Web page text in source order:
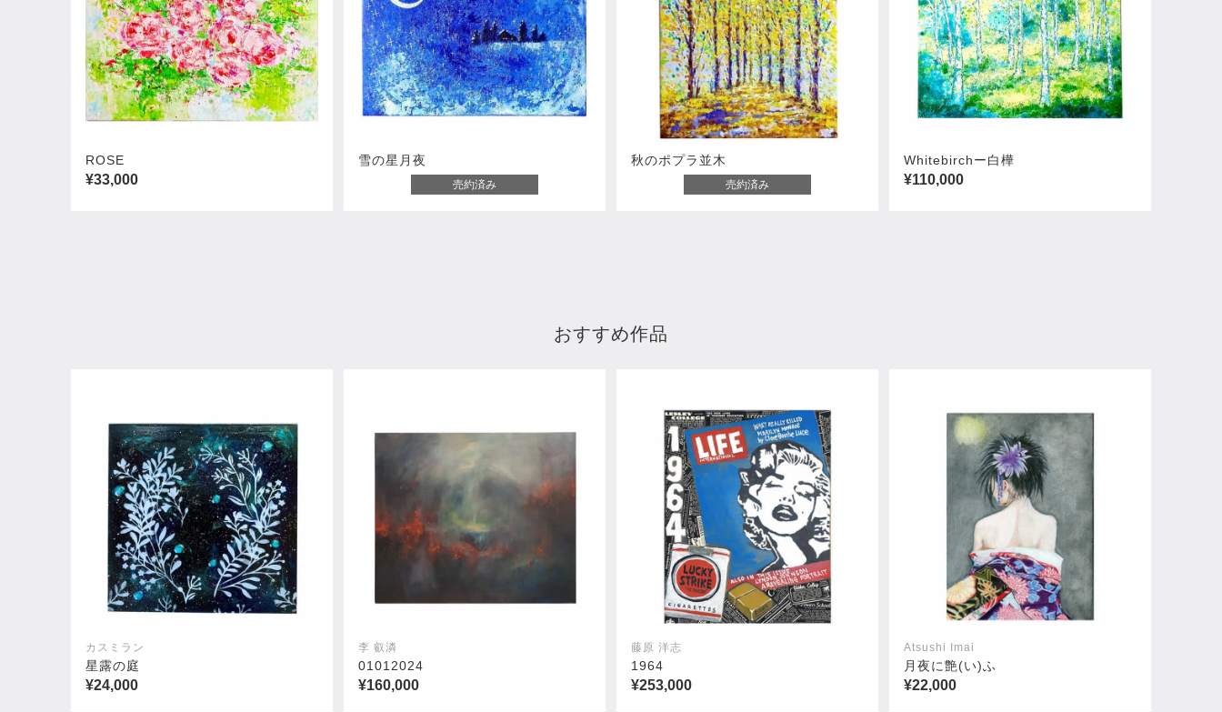
ROSE
¥33,000
雪の星月夜
売約済み
秋のポプラ並木
売約済み
Whitebirchー白樺
¥110,000
おすすめ作品
カスミラン
星露の庭
¥24,000
李 叡潾
01012024
¥160,000
藤原 洋志
1964
¥253,000
Atsushi Imai
月夜に艶(い)ふ
¥22,000